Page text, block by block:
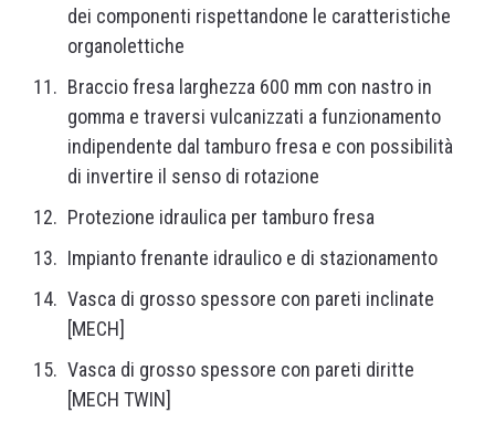
dei componenti rispettandone le caratteristiche
organolettiche
Braccio fresa larghezza 600 mm con nastro in
gomma e traversi vulcanizzati a funzionamento
indipendente dal tamburo fresa e con possibilità
di invertire il senso di rotazione
Protezione idraulica per tamburo fresa
Impianto frenante idraulico e di stazionamento
Vasca di grosso spessore con pareti inclinate
[MECH]
Vasca di grosso spessore con pareti diritte
[MECH TWIN]